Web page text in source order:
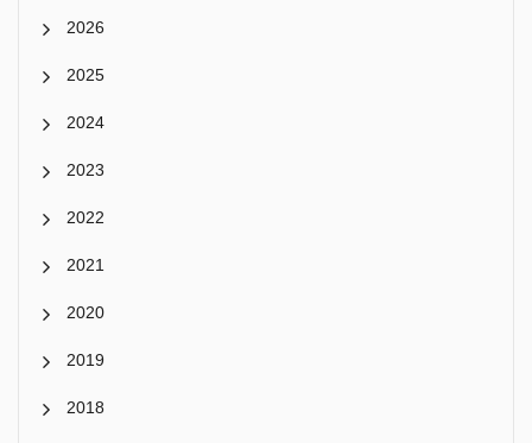
2026
2025
2024
2023
2022
2021
2020
2019
2018